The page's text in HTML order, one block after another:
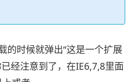
的时候就弹出“这是一个扩展
经注意到了，在IE6,7,8里面